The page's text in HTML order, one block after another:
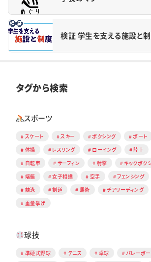
検証 学生を支える施設と
タグから検索
スポーツ
スケート スキー ボクシング ボート
体操
レスリング ローイング 陸上
自転車
サーフィン 射撃 キックボク
端艇
女子相撲 空手 フェンシング
競泳
剣道 馬術 チアリーディング
重量挙げ
球技
準硬式野球 テニス 卓球
バレーボ